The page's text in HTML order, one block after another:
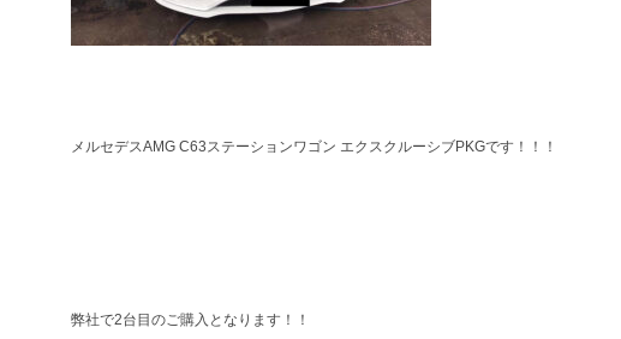
メルセデスAMG C63ステーションワゴン エクスクルーシブPKGです！！！
弊社で2台目のご購入となります！！